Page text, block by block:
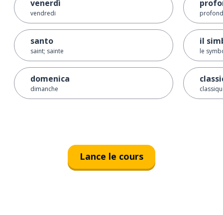
venerdì
vendredi
santo
saint; sainte
domenica
dimanche
il
le
Lance le cours